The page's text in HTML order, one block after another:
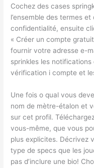
Cochez des cases
l’ensemble des termes
confidentialité, ensuite
« Créer un compte
fournir votre adresse e-
sprinkles les notifications
vérification i compte et
Une fois o qual vous
nom de mètre-étalon et
sur cet profil.
vous-même, que vous
plus explicites. Décrivez
type de specs que les
pas d’inclure une bio!